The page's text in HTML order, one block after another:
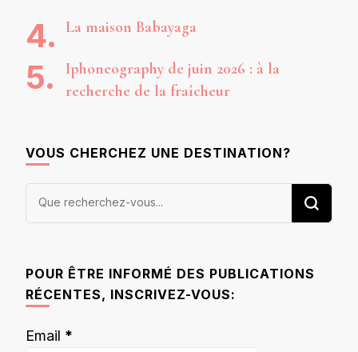
La maison Babayaga
Iphoneography de juin 2026 : à la
recherche de la fraîcheur
VOUS CHERCHEZ UNE DESTINATION?
Vous
POUR ÊTRE INFORMÉ DES PUBLICATIONS
RÉCENTES, INSCRIVEZ-VOUS:
Email *